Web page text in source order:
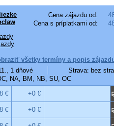
Cena zájazdu od:
Cena s príplatkami od:
všetky termíny a popis
1 dňové
Strava: bez
NA, BM, NB, SU, OC
€ +0 €
€ +0 €